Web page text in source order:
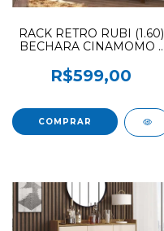
RACK RETRO RUBI (1.60)
BECHARA CINAMOMO /
R$599,00